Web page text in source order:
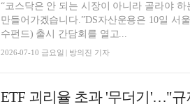
“코스닥은 안 되는 시장이 아니라 골라야
만들어가겠습니다.”DS자산운용은 10일 서
수펀드) 출시 간담회를 열고...
2026-07-10 금요일 | 방의진 기자